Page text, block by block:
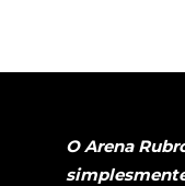
O Arena